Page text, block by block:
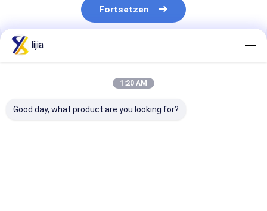
Fortsetzen
Empfohlene Produkte
lijia
1:20 AM
Good day, what product are you looking for?